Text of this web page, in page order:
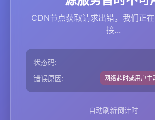
CDN节点获取请求出错，我们正
接...
状态码:
错误原因: 网络超时或用户
自动刷新倒计时